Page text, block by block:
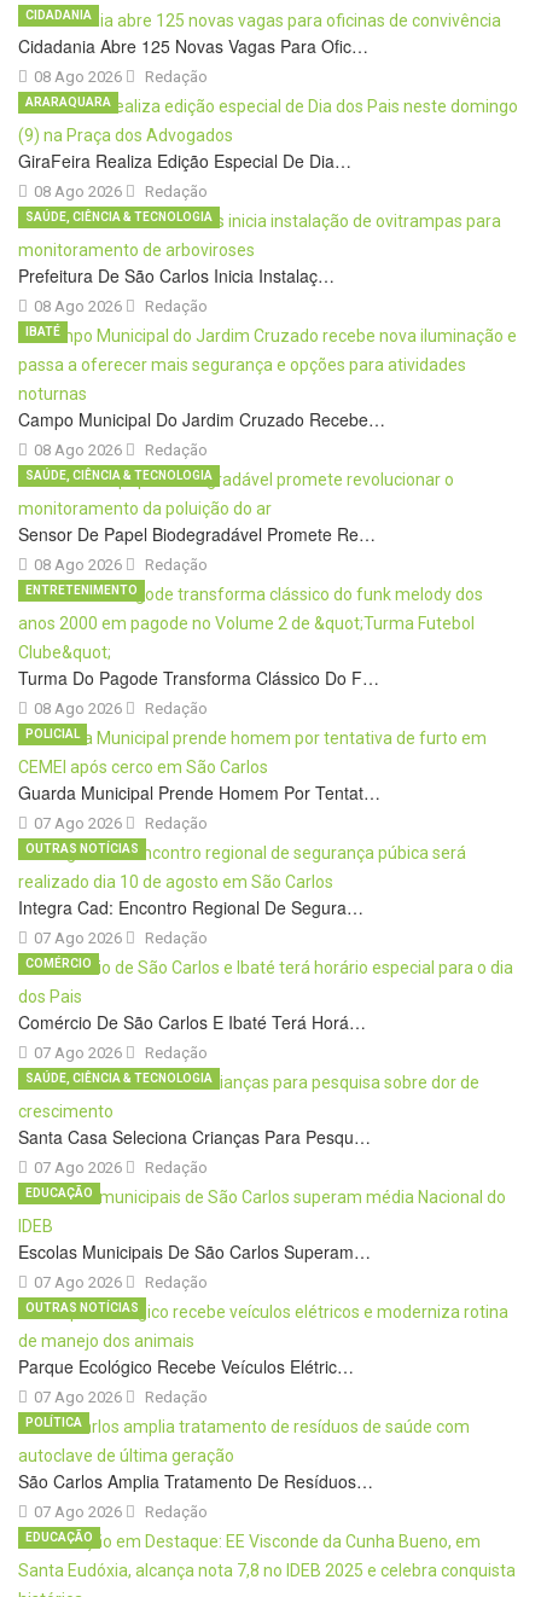
Cidadania Abre 125 Novas Vagas Para Ofic…
08 Ago 2026
CIDADANIA
Redação
GiraFeira Realiza Edição Especial De Dia…
08 Ago 2026
ARARAQUARA
Redação
Prefeitura De São Carlos Inicia Instalaç…
08 Ago 2026
SAÚDE, CIÊNCIA & TECNOLOGIA
Redação
Campo Municipal Do Jardim Cruzado Recebe…
08 Ago 2026
IBATÉ
Redação
Sensor De Papel Biodegradável Promete Re…
08 Ago 2026
SAÚDE, CIÊNCIA & TECNOLOGIA
Redação
Turma Do Pagode Transforma Clássico Do F…
08 Ago 2026
ENTRETENIMENTO
Redação
Guarda Municipal Prende Homem Por Tentat…
07 Ago 2026
POLICIAL
Redação
Integra Cad: Encontro Regional De Segura…
07 Ago 2026
OUTRAS NOTÍCIAS
Redação
Comércio De São Carlos E Ibaté Terá Horá…
07 Ago 2026
COMÉRCIO
Redação
Santa Casa Seleciona Crianças Para Pesqu…
07 Ago 2026
SAÚDE, CIÊNCIA & TECNOLOGIA
Redação
Escolas Municipais De São Carlos Superam…
07 Ago 2026
EDUCAÇÃO
Redação
Parque Ecológico Recebe Veículos Elétric…
07 Ago 2026
OUTRAS NOTÍCIAS
Redação
São Carlos Amplia Tratamento De Resíduos…
07 Ago 2026
POLÍTICA
Redação
EDUCAÇÃO